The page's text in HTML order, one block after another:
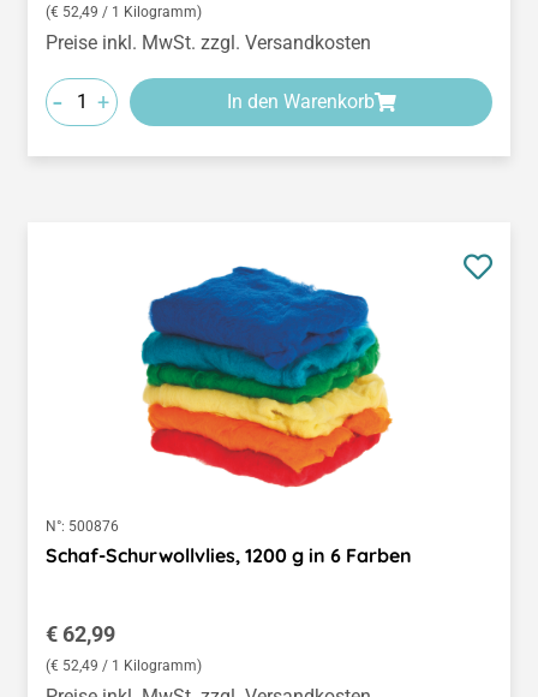
(€ 52,49 / 1 Kilogramm)
Preise inkl. MwSt. zzgl. Versandkosten
- + In den Warenkorb
N°: 500876
Schaf-Schurwollvlies, 1200 g in 6 Farben
Regulärer Preis:
€ 62,99
(€ 52,49 / 1 Kilogramm)